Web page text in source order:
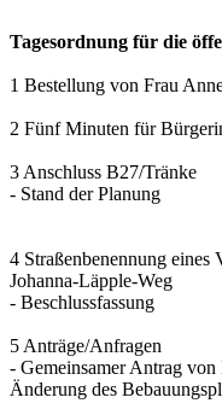
Tagesordnung für die
1 Bestellung von Frau
2 Fünf Minuten für
3 Anschluss B27/Tränke
- Stand der Planung
4 Straßenbenennung
Johanna-Läpple-Weg
- Beschlussfassung
5 Anträge/Anfragen
- Gemeinsamer Antrag
Änderung des